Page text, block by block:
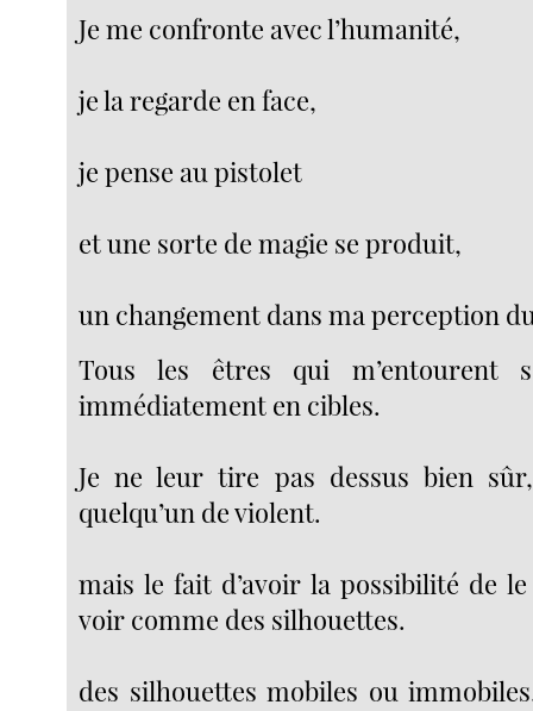
Je me confronte avec l’humanité,
je la regarde en face,
je pense au pistolet
et une sorte de magie se produit,
un changement dans ma perception
Tous les êtres qui m’entourent
immédiatement en cibles.
Je ne leur tire pas dessus bien
quelqu’un de violent.
mais le fait d’avoir la possibilité de
voir comme des silhouettes.
des silhouettes mobiles ou